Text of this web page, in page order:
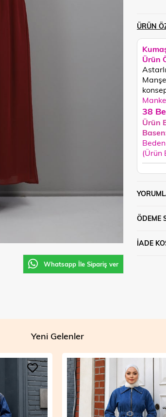
Whatsapp İle Sipariş ver
ÜRÜN
Ürün
38
Ürün
(Ürün
ÖDEME
İADE
Yeni Gelenler